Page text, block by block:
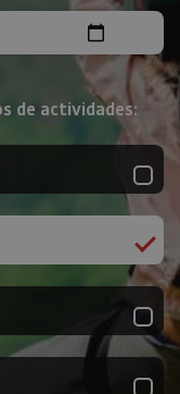
de actividades: